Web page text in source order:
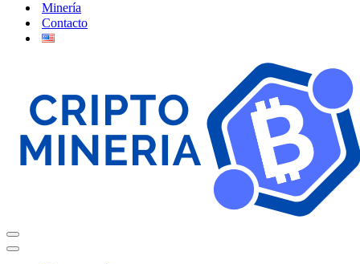
Minería
Contacto